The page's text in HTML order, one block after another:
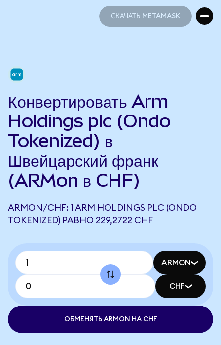
СКАЧАТЬ METAMASK
Конвертировать Arm
Holdings plc (Ondo
Tokenized) в
Швейцарский франк
(ARMon в CHF)
ARMON/CHF: 1 ARM HOLDINGS PLC (ONDO
TOKENIZED) РАВНО 229,2722 CHF
ARMON
CHF
ОБМЕНЯТЬ ARMON НА CHF